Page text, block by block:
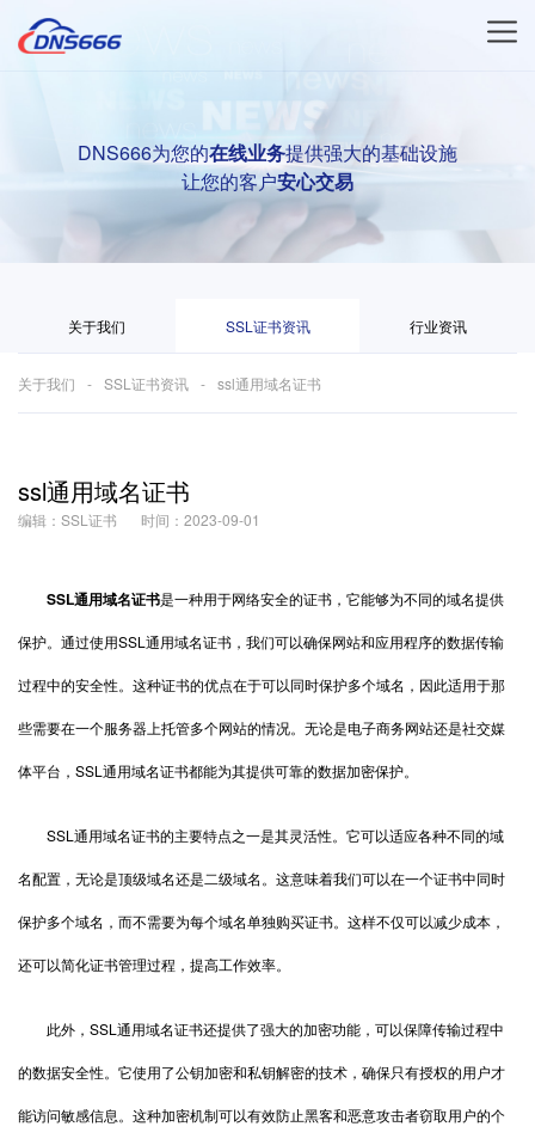
DNS666为您的在线业务提供强大的基础设施
让您的客户安心交易
关于我们 SSL证书资讯 行业资讯
关于我们 SSL证书资讯 ssl通用域名证书
ssl通用域名证书
编辑：SSL证书 时间：2023-09-01
SSL通用域名证书是一种用于网络安全的证书，它能够为不同的域名提供
保护。通过使用SSL通用域名证书，我们可以确保网站和应用程序的数据传输
过程中的安全性。这种证书的优点在于可以同时保护多个域名，因此适用于那
些需要在一个服务器上托管多个网站的情况。无论是电子商务网站还是社交媒
体平台，SSL通用域名证书都能为其提供可靠的数据加密保护。
SSL通用域名证书的主要特点之一是其灵活性。它可以适应各种不同的域
名配置，无论是顶级域名还是二级域名。这意味着我们可以在一个证书中同时
保护多个域名，而不需要为每个域名单独购买证书。这样不仅可以减少成本，
还可以简化证书管理过程，提高工作效率。
此外，SSL通用域名证书还提供了强大的加密功能，可以保障传输过程中
的数据安全性。它使用了公钥加密和私钥解密的技术，确保只有授权的用户才
能访问敏感信息。这种加密机制可以有效防止黑客和恶意攻击者窃取用户的个